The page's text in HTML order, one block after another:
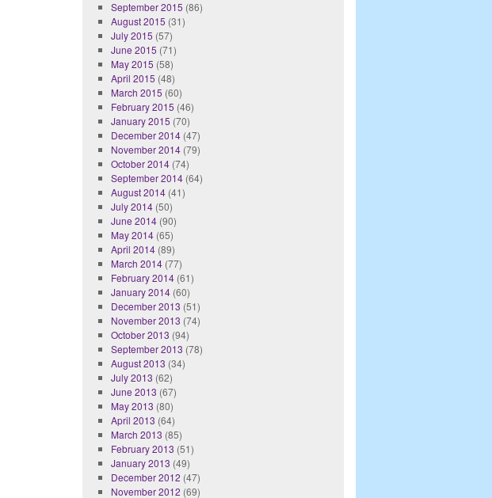
September 2015 (86)
August 2015 (31)
July 2015 (57)
June 2015 (71)
May 2015 (58)
April 2015 (48)
March 2015 (60)
February 2015 (46)
January 2015 (70)
December 2014(47)
November 2014(79)
October 2014(74)
September 2014(64)
August 2014(41)
July 2014(50)
June 2014(90)
May 2014(65)
April 2014(89)
March 2014(77)
February 2014(61)
January 2014(60)
December 2013 (51)
November 2013 (74)
October 2013 (94)
September 2013 (78)
August 2013 (34)
July 2013 (62)
June 2013 (67)
May 2013 (80)
April 2013 (64)
March 2013 (85)
February 2013 (51)
January 2013 (49)
December 2012 (47)
November 2012 (69)